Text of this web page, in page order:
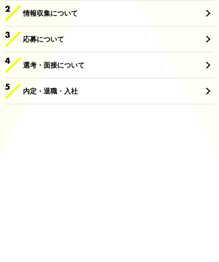
情報収集について
応募について
選考・面接について
内定・退職・入社